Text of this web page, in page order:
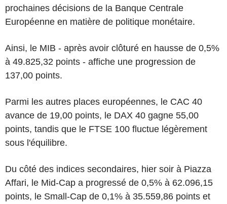
prochaines décisions de la Banque Centrale
Européenne en matière de politique monétaire.
Ainsi, le MIB - après avoir clôturé en hausse de 0,5%
à 49.825,32 points - affiche une progression de
137,00 points.
Parmi les autres places européennes, le CAC 40
avance de 19,00 points, le DAX 40 gagne 55,00
points, tandis que le FTSE 100 fluctue légèrement
sous l'équilibre.
Du côté des indices secondaires, hier soir à Piazza
Affari, le Mid-Cap a progressé de 0,5% à 62.096,15
points, le Small-Cap de 0,1% à 35.559,86 points et